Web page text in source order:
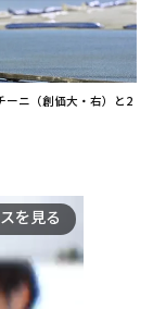
ーニ（創価大・右）と2
を見る